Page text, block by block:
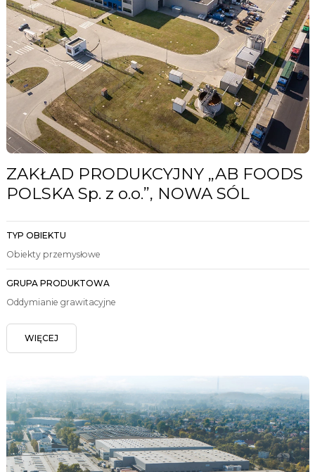
ZAKŁAD PRODUKCYJNY „AB FOODS
POLSKA Sp. z o.o.”, NOWA SÓL
TYP OBIEKTU
Obiekty przemysłowe
GRUPA PRODUKTOWA
Oddymianie grawitacyjne
WIĘCEJ